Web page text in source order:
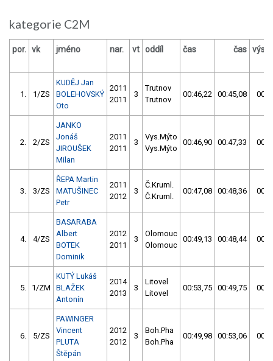
kategorie C2M
por. vk jméno nar. vt oddíl čas čas
1. 1/ZS
KUDĚJ Jan
BOLEHOVSKÝ
Oto
2011
2011
3
Trutnov
Trutnov
00:46,22 00:45,08
2. 2/ZS
JANKO
Jonáš
JIROUŠEK
Milan
2011
2011
3
Vys.Mýto
Vys.Mýto
00:46,90 00:47,33
3. 3/ZS
ŘEPA Martin
MATUŠINEC
Petr
2011
2012
3
Č.Kruml.
Č.Kruml.
00:47,08 00:48,36
4. 4/ZS
BASARABA
Albert
BOTEK
Dominik
2012
2011
3
Olomouc
Olomouc
00:49,13 00:48,44
5. 1/ZM
KUTÝ Lukáš
BLAŽEK
Antonín
2014
2013
3
Litovel
Litovel
00:53,75 00:49,75
6. 5/ZS
PAWINGER
Vincent
PLUTA
Štěpán
2012
2012
3
Boh.Pha
Boh.Pha
00:49,98 00:53,06